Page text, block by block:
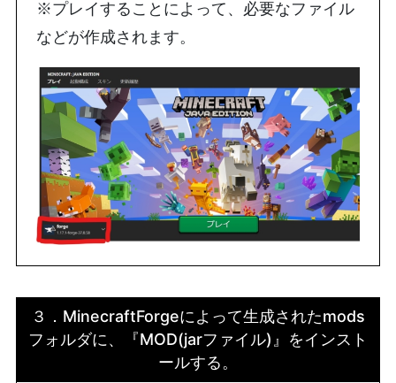
※プレイすることによって、必要なファイル
などが作成されます。
３．MinecraftForgeによって生成されたmods
フォルダに、『MOD(jarファイル)』をインスト
ールする。